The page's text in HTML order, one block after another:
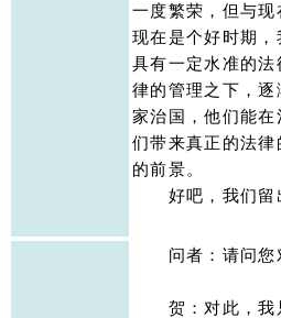
一度繁荣，但与
现在是个好时期
具有一定水准的
律的管理之下，
家治国，他们能
们带来真正的法
的前景。
好吧，我们留
问者：请问您
贺：对此，我只